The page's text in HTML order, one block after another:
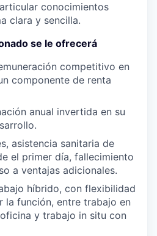
conocimientos
clara y sencilla.
se le ofrecerá
competitivo en
componente de renta
anual invertida en su
asistencia sanitaria de
el primer día, fallecimiento
a ventajas adicionales.
híbrido, con flexibilidad
la función, entre trabajo en
y trabajo in situ con